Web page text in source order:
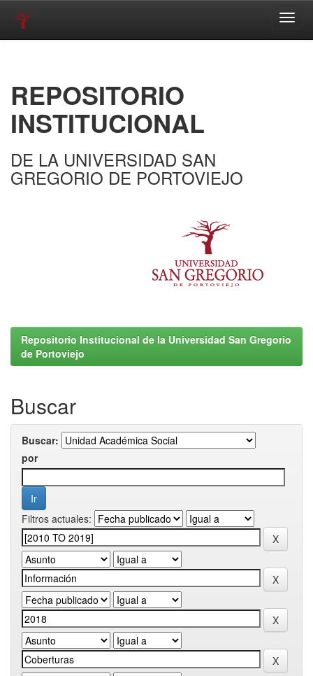
REPOSITORIO
INSTITUCIONAL
DE LA UNIVERSIDAD SAN
GREGORIO DE PORTOVIEJO
Repositorio Institucional de la Universidad San Gregorio
de Portoviejo
Buscar
Buscar:
por
Filtros actuales: